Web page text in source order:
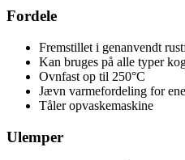
Fordele
Fremstillet i genanvendt
Kan bruges på alle typer
Ovnfast op til 250°C
Jævn varmefordeling for
Tåler opvaskemaskine
Ulemper